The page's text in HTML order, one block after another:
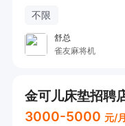
不限
舒总
雀友麻将机
金可儿床垫招聘
3000-5000 元/月